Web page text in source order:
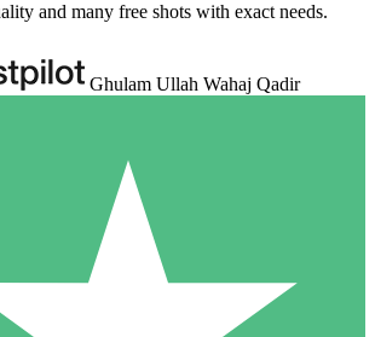
and many free shots with exact needs.
Ghulam Ullah Wahaj Qadir